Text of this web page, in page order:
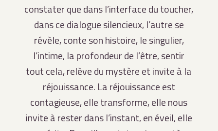
constater que dans l’interface du toucher,
dans ce dialogue silencieux, l’autre se
révèle, conte son histoire, le singulier,
l’intime, la profondeur de l’être, sentir
tout cela, relève du mystère et invite à la
réjouissance. La réjouissance est
contagieuse, elle transforme, elle nous
invite à rester dans l’instant, en éveil, elle